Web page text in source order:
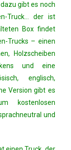
gibt es noch
Truck… der ist
Box findet
Trucks – einen
Holzscheiben
und eine
englisch,
Version gibt es
kostenlosen
und